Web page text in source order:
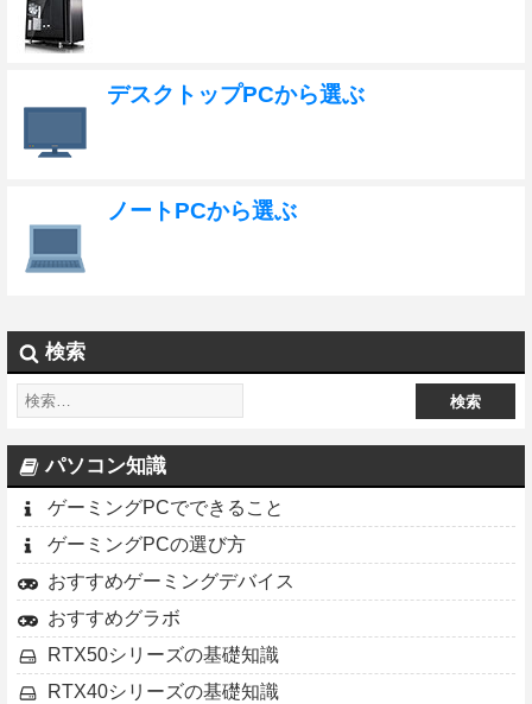
デスクトップPCから選ぶ
ノートPCから選ぶ
検索
パソコン知識
ゲーミングPCでできること
ゲーミングPCの選び方
おすすめゲーミングデバイス
おすすめグラボ
RTX50シリーズの基礎知識
RTX40シリーズの基礎知識